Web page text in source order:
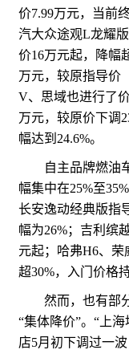
价7.99万元，当前
汽大众途观L龙耀
价16万元起，降幅
万元，较原指导价
V、思域也进行了
万元，较原价下调
幅达到24.6%。
自主品牌燃油车
幅集中在25%至
长安逸动经典版指
幅为26%；吉利缤
元起；哈弗H6、
超30%，入门价格
然而，也有部分
“集体降价”。“上
店5月初下调过一